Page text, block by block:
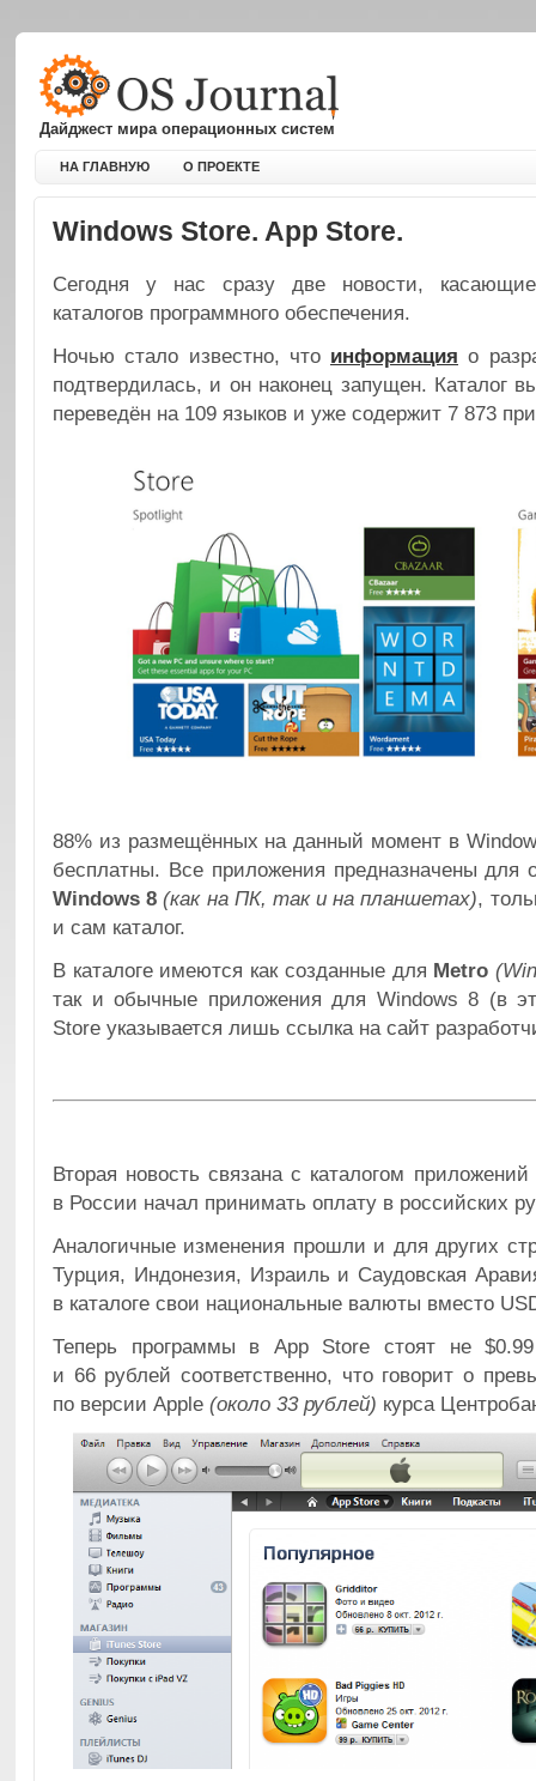
Дайджест мира операционных систем
НА ГЛАВНУЮ О ПРОЕКТЕ
Windows Store. App Store.
Сегодня у нас сразу две новости,
каталогов программного обеспечения.
Ночью стало известно, что информация о
подтвердилась, и он наконец запущен. Каталог
переведён на 109 языков и уже содержит 7 873
88% из размещённых на данный момент в
бесплатны. Все приложения предназначены для
Windows 8 (как на ПК, так и на планшетах),
и сам каталог.
В каталоге имеются как созданные для Metro
так и обычные приложения для Windows 8 (в
Store указывается лишь ссылка на сайт
Вторая новость связана с каталогом
в России начал принимать оплату в российских
Аналогичные изменения прошли и для других
Турция, Индонезия, Израиль и Саудовская
в каталоге свои национальные валюты вместо
Теперь программы в App Store стоят не
и 66 рублей соответственно, что говорит о
по версии Apple (около 33 рублей) курса